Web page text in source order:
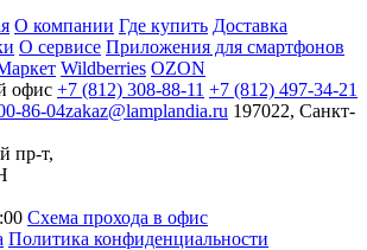
О компании Где купить Доставка
О сервисе Приложения для смартфонов
Wildberries OZON
офис +7 (812) 308-88-11 +7 (812) 497-34-21
86-04zakaz@lamplandia.ru 197022, Санкт-
пр-т,
Схема прохода в офис
Политика конфиденциальности